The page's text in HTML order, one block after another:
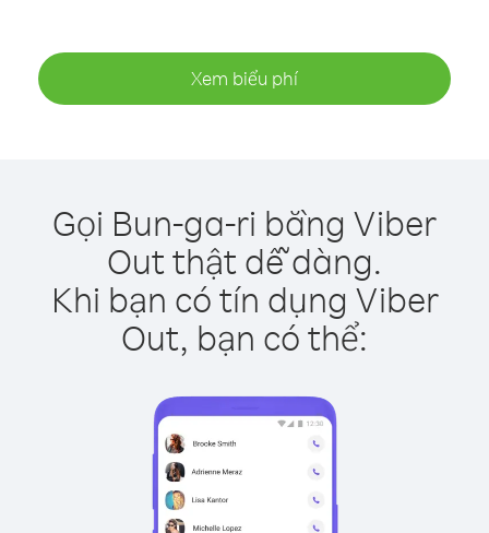
Xem biểu phí
Gọi Bun-ga-ri bằng Viber
Out thật dễ dàng.
Khi bạn có tín dụng Viber
Out, bạn có thể: